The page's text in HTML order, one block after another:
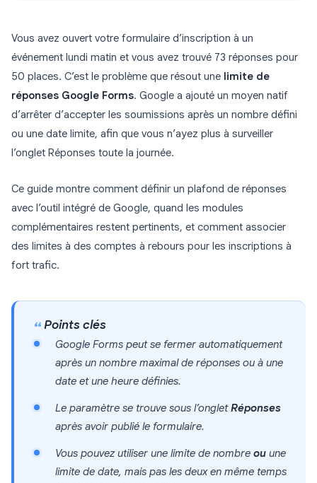
Vous avez ouvert votre formulaire d’inscription à un
événement lundi matin et vous avez trouvé 73 réponses pour
50 places. C’est le problème que résout une limite de
réponses Google Forms. Google a ajouté un moyen natif
d’arrêter d’accepter les soumissions après un nombre défini
ou une date limite, afin que vous n’ayez plus à surveiller
l’onglet Réponses toute la journée.
Ce guide montre comment définir un plafond de réponses
avec l’outil intégré de Google, quand les modules
complémentaires restent pertinents, et comment associer
des limites à des comptes à rebours pour les inscriptions à
fort trafic.
Points clés
Google Forms peut se fermer automatiquement
après un nombre maximal de réponses ou à une
date et une heure définies.
Le paramètre se trouve sous l’ongletRéponses
après avoir publié le formulaire.
Vous pouvez utiliser une limite de nombre ou une
limite de date, mais pas les deux en même temps